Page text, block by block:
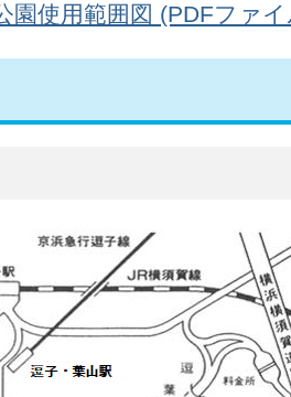
園使用範囲図 (PDFファ